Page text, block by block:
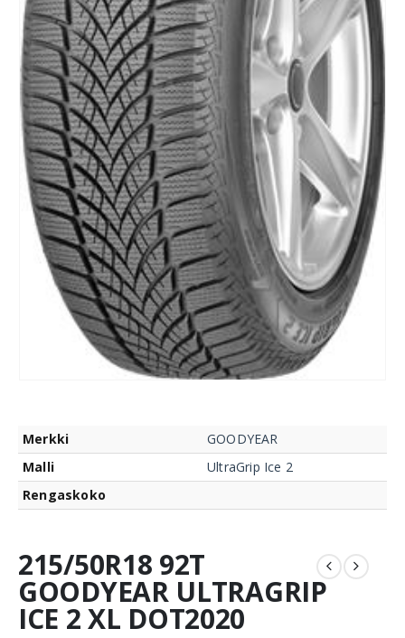
Merkki
GOODYEAR
Malli
UltraGrip Ice 2
Rengaskoko
215/50R18 92T
GOODYEAR ULTRAGRIP
ICE 2 XL DOT2020